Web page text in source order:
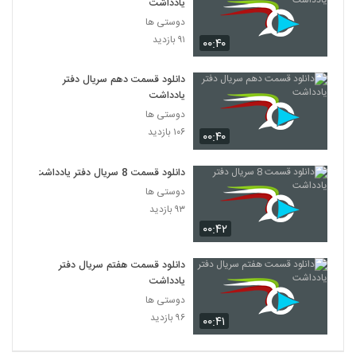
۰۰:۴۰
یادداشت
دوستی ها
۹۱ بازدید
۰۰:۴۰
دانلود قسمت دهم سریال دفتر
یادداشت
دوستی ها
۱۰۶ بازدید
۰۰:۴۲
دانلود قسمت 8 سریال دفتر یادداشت
دوستی ها
۹۳ بازدید
۰۰:۴۱
دانلود قسمت هفتم سریال دفتر
یادداشت
دوستی ها
۹۶ بازدید